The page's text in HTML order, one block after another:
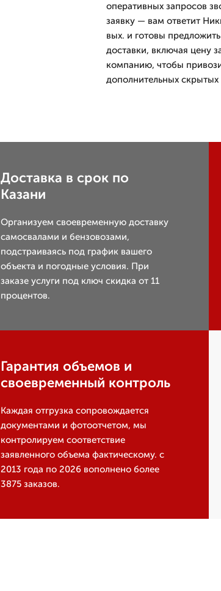
оперативных запросов
заявку — вам ответит
вых. и готовы
доставки, включая цену
компанию, чтобы
дополнительных скрытых
Доставка в срок по
Казани
Организуем своевременную доставку
самосвалами и бензовозами,
подстраиваясь под график вашего
объекта и погодные условия. При
заказе услуги под ключ скидка от 11
процентов.
Гарантия объемов и
своевременный контроль
Каждая отгрузка сопровождается
документами и фотоотчетом, мы
контролируем соответствие
заявленного объема фактическому. с
2013 года по 2026 вополнено более
3875 заказов.